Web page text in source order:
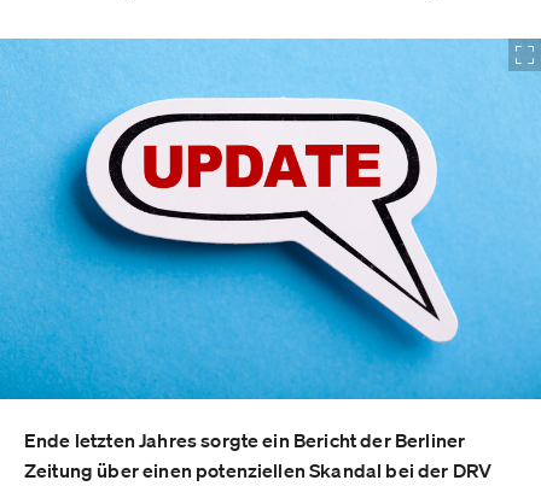
Ende letzten Jahres sorgte ein Bericht der Berliner
Zeitung über einen potenziellen Skandal bei der DRV